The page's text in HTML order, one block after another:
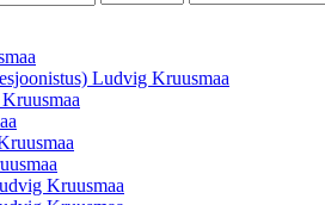
Ludvig Kruusmaa
Kruusmaa